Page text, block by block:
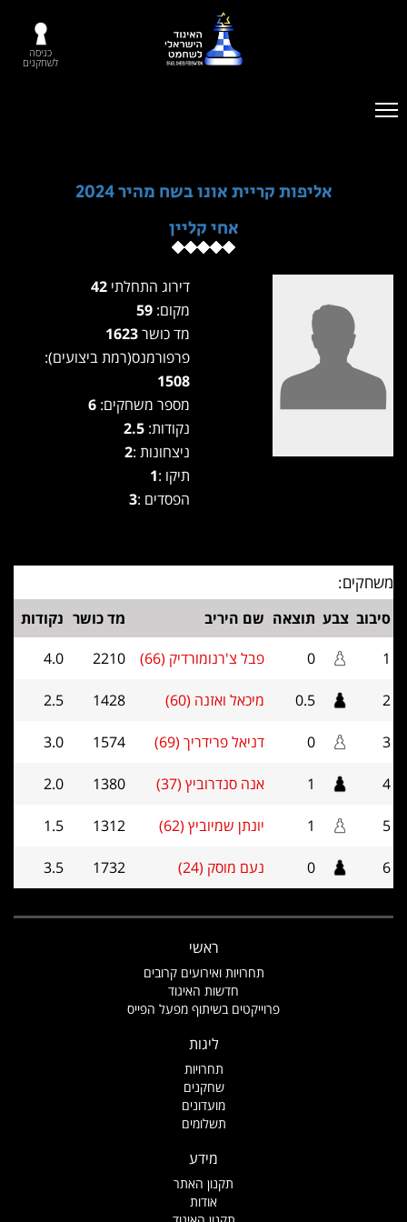
כניסה
לשחקנים
אליפות קריית אונו בשח מהיר 2024
אחי קליין
דירוג התחלתי
מקום:
מד כושר
פרפורמנס(רמת ביצועים):
1508
מספר משחקים:
נקודות: 2.5
ניצחונות :2
תיקו :1
הפסדים :3
משחקים:
סיבוב צבע תוצאה שם היריב מד כושר נקודות
1
0 פבל צ'רנומורדיק (66) 2210
4.0
2
0.5 מיכאל ואזנה (60) 1428
2.5
3
0 דניאל פרידריך (69) 1574
3.0
4
1 אנה סנדרוביץ (37) 1380
2.0
5
1 יונתן שמיוביץ (62) 1312
1.5
6
0 נעם מוסק (24) 1732
3.5
ראשי
תחרויות ואירועים קרובים
חדשות האיגוד
פרוייקטים בשיתוף מפעל הפייס
ליגות
תחרויות
שחקנים
מועדונים
תשלומים
מידע
תקנון האתר
אודות